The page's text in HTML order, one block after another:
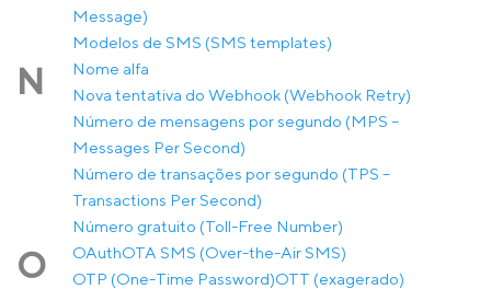
Message)
Modelos de SMS (SMS templates)
N
Nome alfa
Nova tentativa do Webhook (Webhook Retry)
Número de mensagens por segundo (MPS –
Messages Per Second)
Número de transações por segundo (TPS –
Transactions Per Second)
Número gratuito (Toll-Free Number)
O OAuthOTA SMS (Over-the-Air SMS)
OTP (One-Time Password)OTT (exagerado)